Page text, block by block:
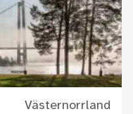
Västernorrland